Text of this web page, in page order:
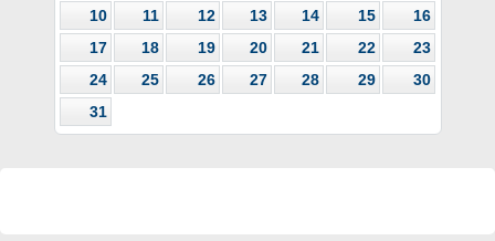
10
11 12 13 14 15
16
17
18 19 20 21 22
23
24
25 26 27 28 29
30
31